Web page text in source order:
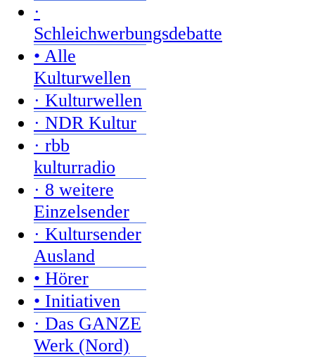
·
Schleichwerbungsdebatte
• Alle
Kulturwellen
· Kulturwellen
· NDR Kultur
· rbb
kulturradio
· 8 weitere
Einzelsender
· Kultursender
Ausland
• Hörer
• Initiativen
· Das GANZE
Werk (Nord)